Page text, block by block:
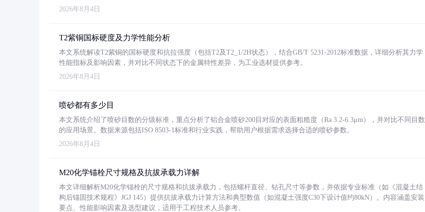
2026年8月4日
T2紫铜国标硬度及力学性能分析
本文系统解读T2紫铜的国标硬度和抗拉强度（包括T2及T2_1/2H状态），结合GB/T 5231-2012标准数据，详细分析其力学
性能指标及影响因素，并对比不同状态下的金属特性差异，为工业选材提供参考。
2026年8月4日
喷砂都有多少目
本文系统介绍了喷砂目数的分级标准，重点分析了铝合金喷砂200目对应的表面粗糙度（Ra 3.2-6.3μm），并对比不同目数
的应用场景。数据来源包括ISO 8503-1标准和行业实践，帮助用户根据需求选择合适的喷砂参数。
2026年8月4日
M20化学锚栓尺寸规格及抗拔承载力详解
本文详细解析M20化学锚栓的尺寸规格和抗拔承载力，包括螺杆直径、钻孔尺寸等参数，并依据专业标准（如《混凝土结
构后锚固技术规程》JGJ 145）提供抗拔承载力计算方法和典型数值（如混凝土强度C30下设计值约80kN）。内容涵盖安装
要点、性能影响因素及选型建议，适用于工程技术人员参考。